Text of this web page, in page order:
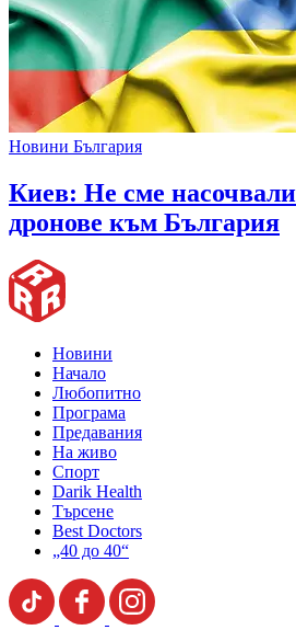
Новини България
Киев: Не сме
дронове към България
Новини
Начало
Любопитно
Програма
Предавания
На живо
Спорт
Darik Health
Търсене
Best Doctors
„40 до 40“